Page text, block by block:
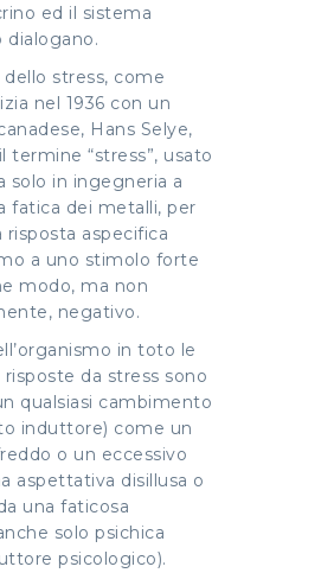
ed il sistema
dello stress, come
nel 1936 con un
Hans Selye,
termine “stress”, usato
solo in ingegneria a
fatica dei metalli, per
risposta aspecifica
a uno stimolo forte
modo, ma non
negativo.
in toto le
da stress sono
qualsiasi cambimento
induttore) come un
o un eccessivo
aspettativa disillusa o
una faticosa
solo psichica
psicologico).